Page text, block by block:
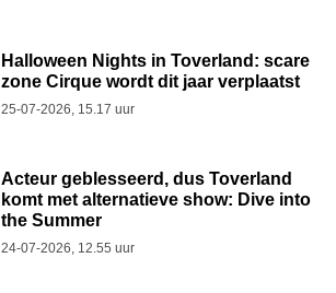
Halloween Nights in Toverland: scare
zone Cirque wordt dit jaar verplaatst
25-07-2026, 15.17 uur
Acteur geblesseerd, dus Toverland
komt met alternatieve show: Dive into
the Summer
24-07-2026, 12.55 uur